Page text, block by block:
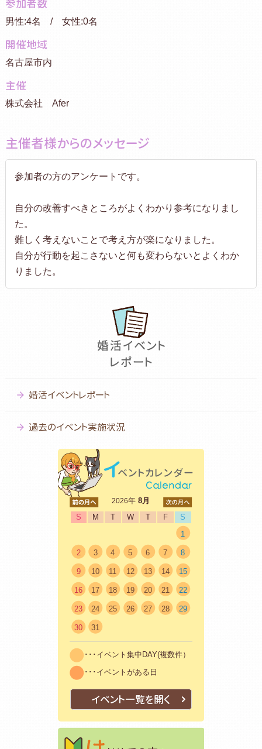
参加者数
男性:4名 / 女性:0名
開催地域
名古屋市内
主催
株式会社 Afer
主催者様からのメッセージ
参加者の方のアンケートです。
自分の改善すべきところがよくわかり参考になりまし
た。
難しく考えないことで考え方が楽になりました。
自分が行動を起こさないと何も変わらないとよくわか
りました。
婚活イベントレポート
過去のイベント実施状況
2026年8月
S
M T W T F
S
1
2 3 4 5 6 7 8
9 10 11 12 13 14 15
16 17 18 19 20 21 22
23 24 25 26 27 28 29
30 31
･･･イベント集中DAY(複数件）
･･･イベントがある日
イベント一覧を開く
はじめての方